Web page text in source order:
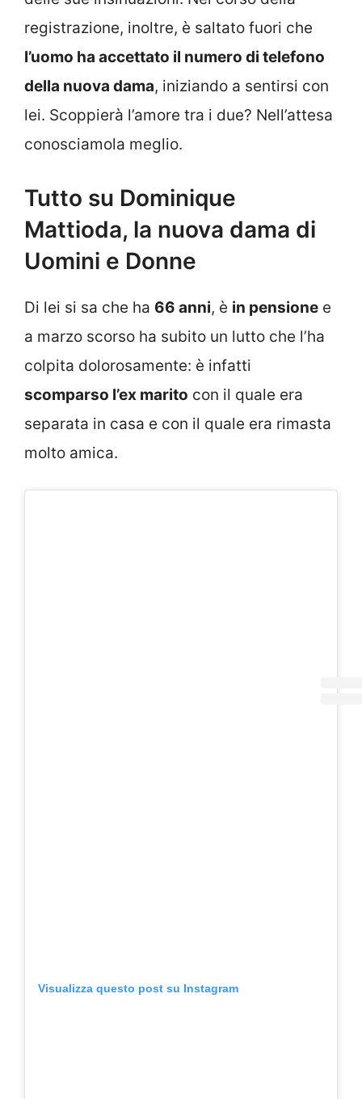
registrazione, inoltre, è saltato fuori che
l’uomo ha accettato il numero di telefono
della nuova dama, iniziando a sentirsi con
lei. Scoppierà l’amore tra i due? Nell’attesa
conosciamola meglio.
Tutto su Dominique
Mattioda, la nuova dama di
Uomini e Donne
Di lei si sa che ha 66 anni, è in pensione e
a marzo scorso ha subito un lutto che l’ha
colpita dolorosamente: è infatti
scomparso l’ex marito con il quale era
separata in casa e con il quale era rimasta
molto amica.
Visualizza questo post su Instagram